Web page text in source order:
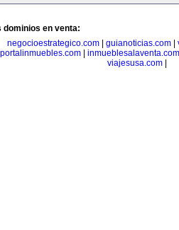
dominios en venta:
negocioestrategico.com| guianoticias.com|
portalinmuebles.com
inmueblesalaventa.com
viajesusa.com